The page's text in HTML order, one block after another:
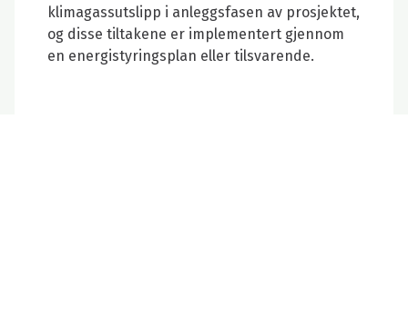
klimagassutslipp i anleggsfasen av prosjektet,
og disse tiltakene er implementert gjennom
en energistyringsplan eller tilsvarende.